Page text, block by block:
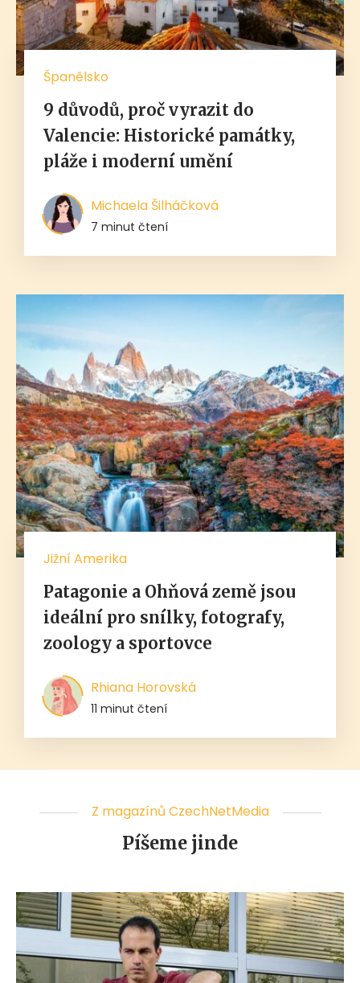
Španělsko
9 důvodů, proč vyrazit do
Valencie: Historické památky,
pláže i moderní umění
Michaela Šilháčková
7 minut čtení
Jižní Amerika
Patagonie a Ohňová země jsou
ideální pro snílky, fotografy,
zoology a sportovce
Rhiana Horovská
11 minut čtení
Z magazínů CzechNetMedia
Píšeme jinde